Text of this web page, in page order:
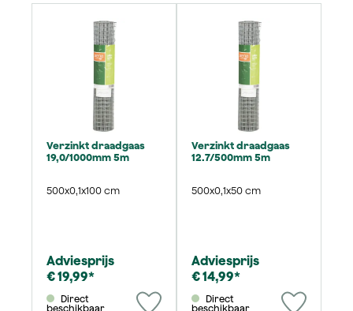
Verzinkt draadgaas
19,0/1000mm 5m
500x0,1x100 cm
Adviesprijs
€ 19,99*
beschikbaar
Verzinkt draadgaas
12.7/500mm 5m
500x0,1x50 cm
Adviesprijs
€ 14,99*
beschikbaar